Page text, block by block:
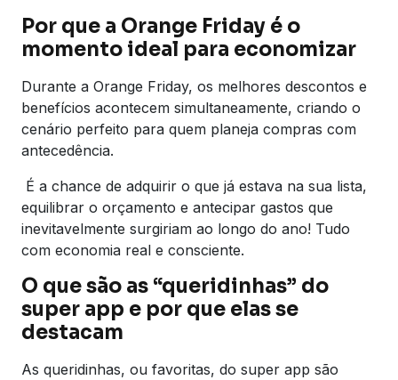
Por que a Orange Friday é o
momento ideal para economizar
Durante a Orange Friday, os melhores descontos e
benefícios acontecem simultaneamente, criando o
cenário perfeito para quem planeja compras com
antecedência.
É a chance de adquirir o que já estava na sua lista,
equilibrar o orçamento e antecipar gastos que
inevitavelmente surgiriam ao longo do ano! Tudo
com economia real e consciente.
O que são as “queridinhas” do
super app e por que elas se
destacam
As queridinhas, ou favoritas, do super app são